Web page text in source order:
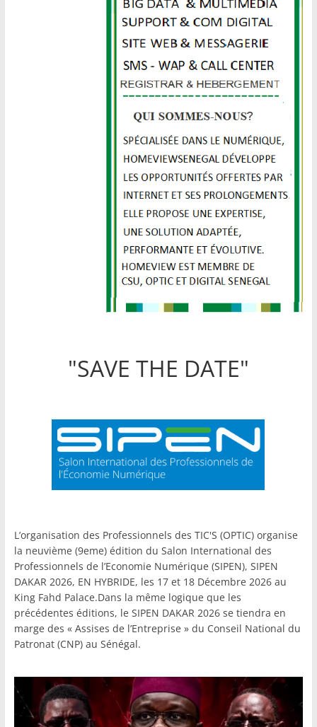
"SAVE THE DATE"
L’organisation des Professionnels des TIC'S (OPTIC) organise
la neuvième (9eme) édition du Salon International des
Professionnels de l’Economie Numérique (SIPEN), SIPEN
DAKAR 2026, EN HYBRIDE, les 17 et 18 Décembre 2026 au
King Fahd Palace.Dans la même logique que les
précédentes éditions, le SIPEN DAKAR 2026 se tiendra en
marge des « Assises de l’Entreprise » du Conseil National du
Patronat (CNP) au Sénégal.